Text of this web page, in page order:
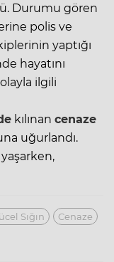
Durumu gören
polis ve
yaptığı
hayatını
ilgili
kılınan cenaze
uğurlandı.
Sığın
Cenaze